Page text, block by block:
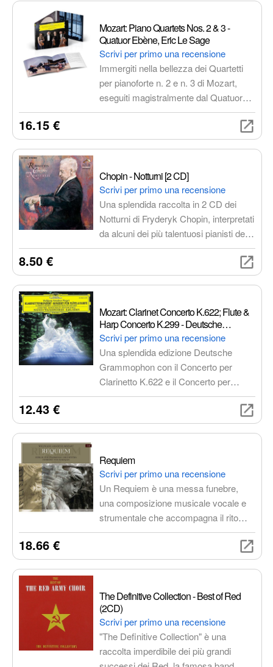
Mozart: Piano Quartets Nos. 2 & 3 -
Quatuor Ebène, Eric Le Sage
Scrivi per primo una recensione
Immergiti nella bellezza dei Quartetti
per pianoforte n. 2 e n. 3 di Mozart,
eseguiti magistralmente dal Quatuor
Ebène e Eric Le Sage.
appassionante che mette in risalto la
16.15 €
Chopin - Notturni [2 CD]
Scrivi per primo una recensione
Una splendida raccolta in 2 CD dei
Notturni di Fryderyk Chopin, interpretati
da alcuni dei più talentuosi pianisti del
mondo. Un'esperienza di ascolto
immersiva grazie alla registrazione di
alta qualità che cattura ogni sfumatura
8.50 €
Mozart: Clarinet Concerto K.622; Flute &
Harp Concerto K.299 - Deutsche
Grammophon
Scrivi per primo una recensione
Una splendida edizione Deutsche
Grammophon con il Concerto per
Clarinetto K.622 e il Concerto per
Flauto e Arpa K.299 di Mozart,
interpretati da artisti del calibro di Alfred
Prinz, Nicanor Zabaleta e Karl Böhm
Un'esperienza d'ascolto unica e
coinvolgente.
12.43 €
Requiem
Scrivi per primo una recensione
Un Requiem è una messa funebre,
una composizione musicale vocale e
strumentale che accompagna il rito
cattolico per i defunti. Esplora temi di
viaggio emotivo attraverso la musica.
18.66 €
The Definitive Collection - Best of Red
(2CD)
Scrivi per primo una recensione
"The Definitive Collection" è una
raccolta imperdibile dei più grandi